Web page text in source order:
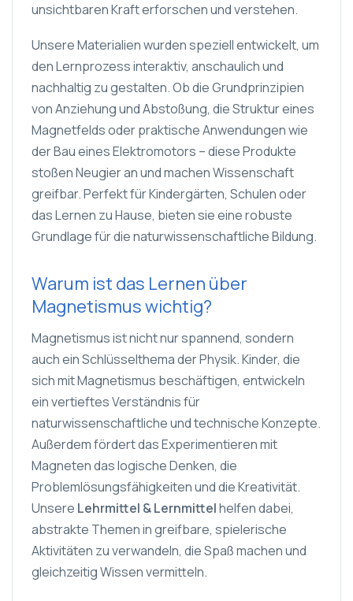
unsichtbaren Kraft erforschen und verstehen.
Unsere Materialien wurden speziell entwickelt, um
den Lernprozess interaktiv, anschaulich und
nachhaltig zu gestalten. Ob die Grundprinzipien
von Anziehung und Abstoßung, die Struktur eines
Magnetfelds oder praktische Anwendungen wie
der Bau eines Elektromotors – diese Produkte
stoßen Neugier an und machen Wissenschaft
greifbar. Perfekt für Kindergärten, Schulen oder
das Lernen zu Hause, bieten sie eine robuste
Grundlage für die naturwissenschaftliche Bildung.
Warum ist das Lernen über
Magnetismus wichtig?
Magnetismus ist nicht nur spannend, sondern
auch ein Schlüsselthema der Physik. Kinder, die
sich mit Magnetismus beschäftigen, entwickeln
ein vertieftes Verständnis für
naturwissenschaftliche und technische Konzepte.
Außerdem fördert das Experimentieren mit
Magneten das logische Denken, die
Problemlösungsfähigkeiten und die Kreativität.
Unsere Lehrmittel & Lernmittelhelfen dabei,
abstrakte Themen in greifbare, spielerische
Aktivitäten zu verwandeln, die Spaß machen und
gleichzeitig Wissen vermitteln.